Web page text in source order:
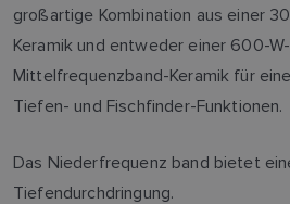
großartige Kombination aus einer
Keramik und entweder einer 600-
Mittelfrequenzband-Keramik für
Tiefen- und Fischfinder-Funktionen.
Das Niederfrequenz band bietet
Tiefendurchdringung.